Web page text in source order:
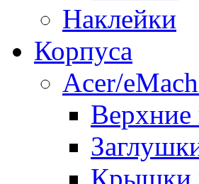
Наклейки
Корпуса
Acer/
Верхние
Крышки